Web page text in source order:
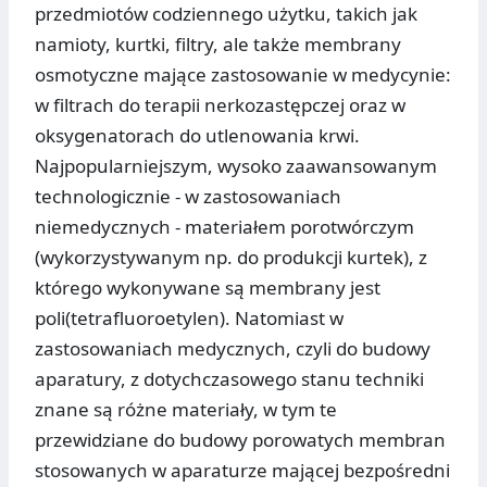
przedmiotów codziennego użytku, takich jak
namioty, kurtki, filtry, ale także membrany
osmotyczne mające zastosowanie w medycynie:
w filtrach do terapii nerkozastępczej oraz w
oksygenatorach do utlenowania krwi.
Najpopularniejszym, wysoko zaawansowanym
technologicznie - w zastosowaniach
niemedycznych - materiałem porotwórczym
(wykorzystywanym np. do produkcji kurtek), z
którego wykonywane są membrany jest
poli(tetrafluoroetylen). Natomiast w
zastosowaniach medycznych, czyli do budowy
aparatury, z dotychczasowego stanu techniki
znane są różne materiały, w tym te
przewidziane do budowy porowatych membran
stosowanych w aparaturze mającej bezpośredni